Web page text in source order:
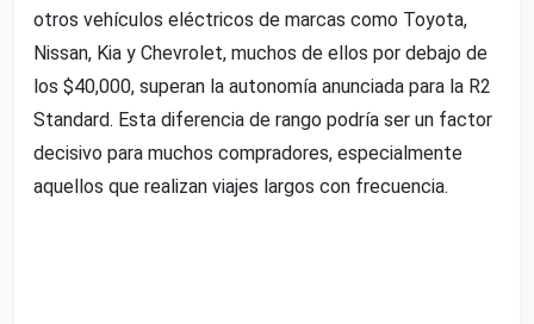
otros vehículos eléctricos de marcas como Toyota,
Nissan, Kia y Chevrolet, muchos de ellos por debajo de
los $40,000, superan la autonomía anunciada para la R2
Standard. Esta diferencia de rango podría ser un factor
decisivo para muchos compradores, especialmente
aquellos que realizan viajes largos con frecuencia.